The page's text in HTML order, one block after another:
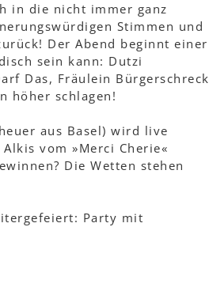
in die nicht immer ganz
Stimmen und
Der Abend beginnt einer
sein kann: Dutzi
Das, Fräulein Bürgerschreck
höher schlagen!
aus Basel) wird live
vom »Merci Cherie«
Die Wetten stehen
Party mit